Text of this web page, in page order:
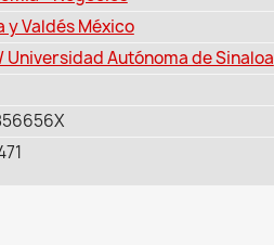
y Valdés México
Universidad Autónoma de Sinaloa